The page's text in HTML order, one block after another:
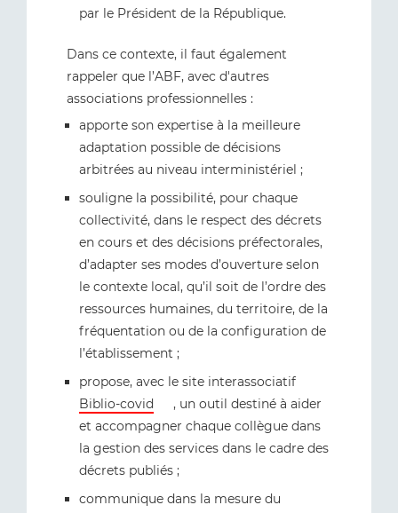
par le Président de la République.
Dans ce contexte, il faut également
rappeler que l’ABF, avec d'autres
associations professionnelles :
apporte son expertise à la meilleure
adaptation possible de décisions
arbitrées au niveau interministériel ;
souligne la possibilité, pour chaque
collectivité, dans le respect des décrets
en cours et des décisions préfectorales,
d’adapter ses modes d’ouverture selon
le contexte local, qu’il soit de l’ordre des
ressources humaines, du territoire, de la
fréquentation ou de la configuration de
l’établissement ;
propose, avec le site interassociatif
Biblio-covid
, un outil destiné à aider
et accompagner chaque collègue dans
la gestion des services dans le cadre des
décrets publiés ;
communique dans la mesure du